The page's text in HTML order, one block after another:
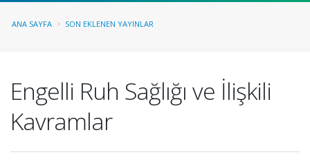
ANA SAYFA SON EKLENEN YAYINLAR
Engelli Ruh Sağlığı ve İlişkili
Kavramlar